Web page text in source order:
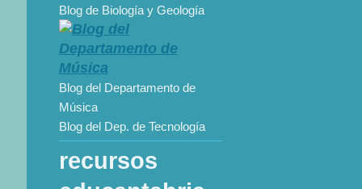
Blog de Biología y Geología
Blog del Departamento de
Música
Blog del Dep. de Tecnología
recursos